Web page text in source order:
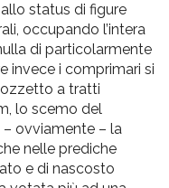
status di figure
occupando l’intera
di particolarmente
invece i comprimari si
a tratti
lo scemo del
ovviamente – la
nelle prediche
e di nascosto